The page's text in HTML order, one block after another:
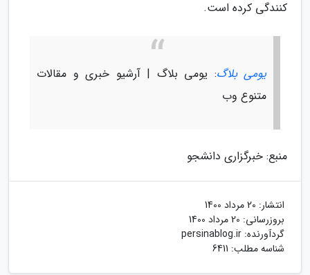
کنندگی کرده است.
یومی بلاگ: یومی بلاگ | آرشیو خبری و مقالات
متنوع وب
منبع: خبرگزاری دانشجو
انتشار: 20 مرداد 1400
بروزرسانی: 20 مرداد 1400
گردآورنده: persinablog.ir
شناسه مطلب: 6411